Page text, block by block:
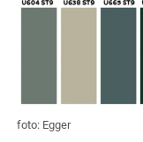
foto: Egger